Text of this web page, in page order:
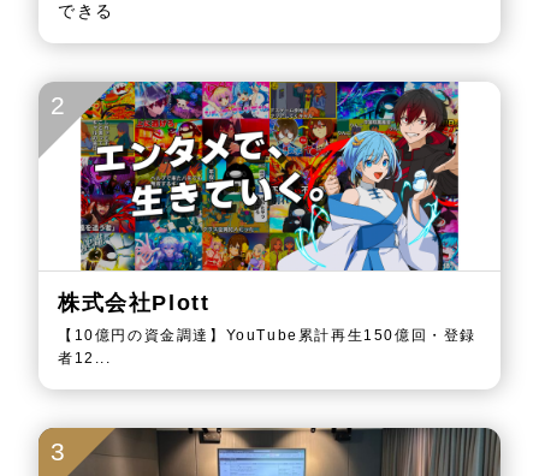
できる
2
株式会社Plott
【10億円の資金調達】YouTube累計再生150億回・登録
者12...
3